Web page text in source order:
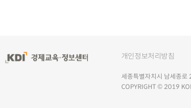
개인정보처리방침
세종특별자치시 남세
COPYRIGHT © 2019